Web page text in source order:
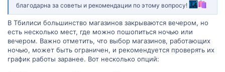
благодарна за советы и рекомендации по этому вопросу!
В Тбилиси большинство магазинов закрываются вечером, но
есть несколько мест, где можно пошопиться ночью или
вечером. Важно отметить, что выбор магазинов, работающих
ночью, может быть ограничен, и рекомендуется проверять их
график работы заранее. Вот несколько опций: